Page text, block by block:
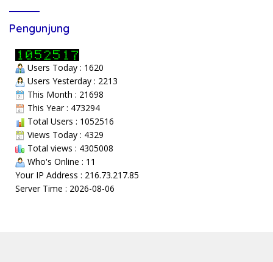
Pengunjung
Users Today : 1620
Users Yesterday : 2213
This Month : 21698
This Year : 473294
Total Users : 1052516
Views Today : 4329
Total views : 4305008
Who's Online : 11
Your IP Address : 216.73.217.85
Server Time : 2026-08-06